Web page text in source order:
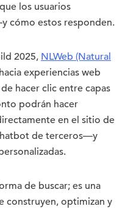
los usuarios
cómo estos responden.
2025, NLWeb (Natural
experiencias web
hacer clic entre capas
podrán hacer
en el sitio de
de terceros—y
de buscar; es una
construyen, optimizan y